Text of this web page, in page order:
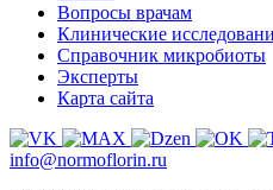
Вопросы врачам
Клинические
Справочник микробиоты
Эксперты
Карта сайта
info@normoflorin.ru